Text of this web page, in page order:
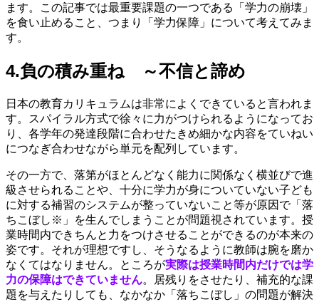
ます。この記事では最重要課題の一つである「学力の崩壊」
を食い止めること、つまり「学力保障」について考えてみま
す。
4.負の積み重ね ～不信と諦め
日本の教育カリキュラムは非常によくできていると言われま
す。スパイラル方式で徐々に力がつけられるようになってお
り、各学年の発達段階に合わせたきめ細かな内容をていねい
につなぎ合わせながら単元を配列しています。
その一方で、落第がほとんどなく能力に関係なく横並びで進
級させられることや、十分に学力が身についていない子ども
に対する補習のシステムが整っていないこと等が原因で「落
ちこぼし※」を生んでしまうことが問題視されています。授
業時間内できちんと力をつけさせることができるのが本来の
姿です。それが理想ですし、そうなるように教師は腕を磨か
なくてはなりません。ところが実際は授業時間内だけでは学
力の保障はできていません。居残りをさせたり、補充的な課
題を与えたりしても、なかなか「落ちこぼし」の問題が解決